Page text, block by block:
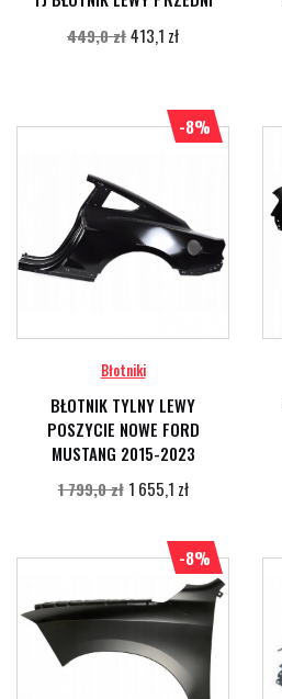
449,0 zł413,1 zł
Błotniki
BŁOTNIK TYLNY LEWY
POSZYCIE NOWE FORD
MUSTANG 2015-2023
1 799,0 zł 1 655,1 zł
-8%
-8%